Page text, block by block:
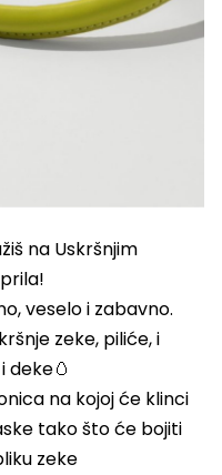
na Uskršnjim
veselo i zabavno.
zeke, piliće, i
na kojoj će klinci
tako što će bojiti
zeke